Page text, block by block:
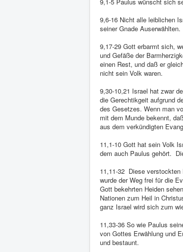
9,6-16 Nicht alle leiblichen
seiner Gnade Auserwählten.
9,17-29 Gott erbarmt sich,
und Gefäße der
einen Rest, und daß er
nicht sein Volk waren.
9,30-10,21 Israel hat zwar
die Gerechtikgeit aufgrund
des Gesetzes. Wenn man
mit dem Munde bekennt,
aus dem verkündigten
11,1-10 Gott hat sein Volk
dem auch Paulus gehört.
11,11-32 Diese
wurde der Weg frei für die
Gott bekehrten Heiden
Nationen zum Heil in
ganz Israel wird sich zum
11,33-36 So wie Paulus
von Gottes Erwählung und
und bestaunt.